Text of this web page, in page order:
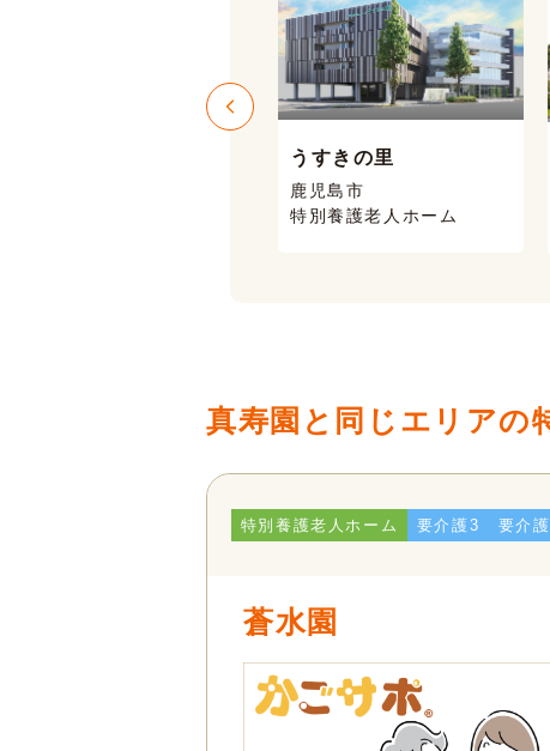
うすきの里
鹿児島市
特別養護老人ホーム
真寿園と同じエリアの
特別養護老人ホーム 要介護3 要介
蒼水園